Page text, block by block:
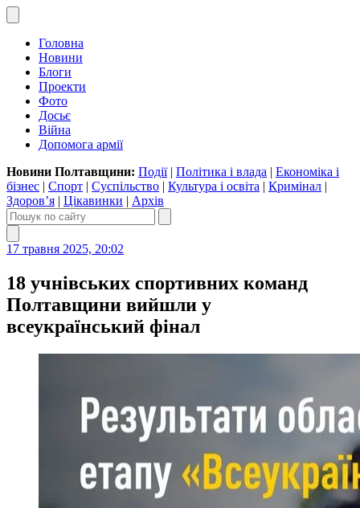
Головна
Новини
Блоги
Проекти
Фото
Досьє
Війна
Допомога армії
Новини Полтавщини: Події| Політика і влада | Економіка і
бізнес | Спорт | Суспільство | Культура і освіта | Кримінал |
Здоров’я | Цікавинки | Архів
17 травня 2025, 20:02
18 учнівських спортивних команд
Полтавщини вийшли у
всеукраїнський фінал